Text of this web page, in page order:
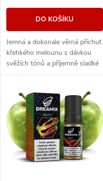
u
k
ů
o
d
u
k
t
ů
DO KOŠÍKU
Jemná a dokonale věrná příchuť
křehkého melounu s dávkou
svěžích tónů a příjemně sladké
chuti.